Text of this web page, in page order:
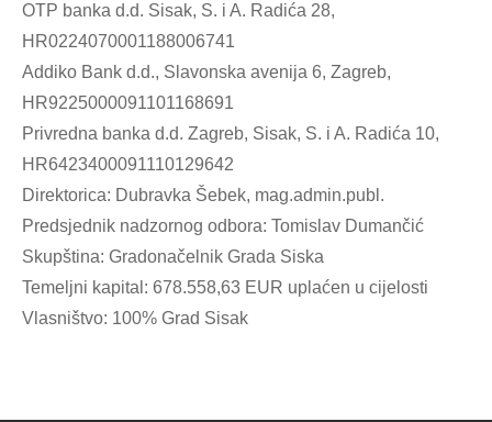
OTP banka d.d. Sisak, S. i A. Radića 28,
HR0224070001188006741
Addiko Bank d.d., Slavonska avenija 6, Zagreb,
HR9225000091101168691
Privredna banka d.d. Zagreb, Sisak, S. i A. Radića 10,
HR6423400091110129642
Direktorica: Dubravka Šebek, mag.admin.publ.
Predsjednik nadzornog odbora: Tomislav Dumančić
Skupština: Gradonačelnik Grada Siska
Temeljni kapital: 678.558,63 EUR uplaćen u cijelosti
Vlasništvo: 100% Grad Sisak